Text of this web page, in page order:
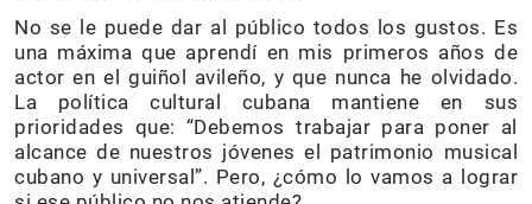
No se le puede dar al público todos los gustos. Es
una máxima que aprendí en mis primeros años de
actor en el guiñol avileño, y que nunca he olvidado.
La política cultural cubana mantiene en sus
prioridades que: “Debemos trabajar para poner al
alcance de nuestros jóvenes el patrimonio musical
cubano y universal”. Pero, ¿cómo lo vamos a lograr